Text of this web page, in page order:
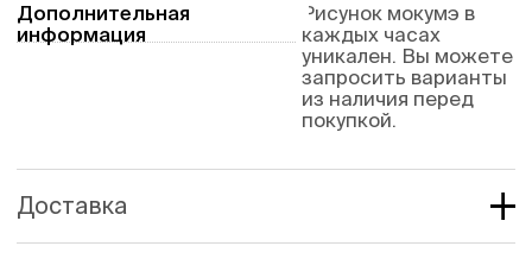
Дополнительная
информация
Рисунок мокумэ в
каждых часах
уникален. Вы можете
запросить варианты
из наличия перед
покупкой.
Доставка